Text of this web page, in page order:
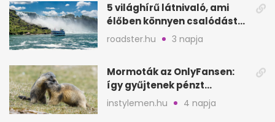
5 világhírű látnivaló, ami
élőben könnyen csalódást
okozhat
roadster.hu 3 napja
Mormoták az OnlyFansen:
így gyűjtenek pénzt
amerikai kutatók
instylemen.hu 4 napja